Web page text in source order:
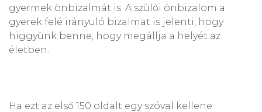
gyermek önbizalmát is. A szülői önbizalom a
gyerek felé irányuló bizalmat is jelenti, hogy
higgyünk benne, hogy megállja a helyét az
életben.
Ha ezt az első 150 oldalt egy szóval kellene